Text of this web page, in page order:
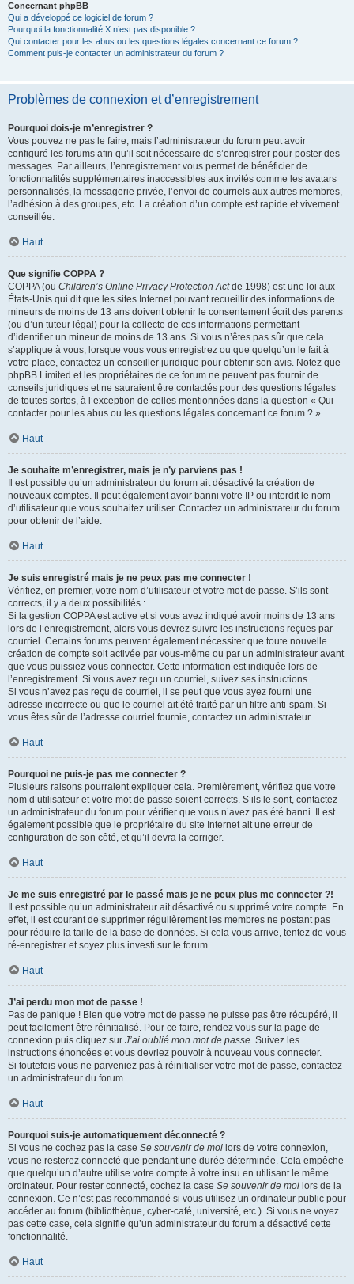
Concernant phpBB
Qui a développé ce logiciel de forum ?
Pourquoi la fonctionnalité X n’est pas disponible ?
Qui contacter pour les abus ou les questions légales concernant ce forum ?
Comment puis-je contacter un administrateur du forum ?
Problèmes de connexion et d’enregistrement
Pourquoi dois-je m’enregistrer ?
Vous pouvez ne pas le faire, mais l’administrateur du forum peut avoir
configuré les forums afin qu’il soit nécessaire de s’enregistrer pour poster des
messages. Par ailleurs, l’enregistrement vous permet de bénéficier de
fonctionnalités supplémentaires inaccessibles aux invités comme les avatars
personnalisés, la messagerie privée, l’envoi de courriels aux autres membres,
l’adhésion à des groupes, etc. La création d’un compte est rapide et vivement
conseillée.
Haut
Que signifie COPPA ?
COPPA (ou Children’s Online Privacy Protection Actde 1998) est une loi aux
États-Unis qui dit que les sites Internet pouvant recueillir des informations de
mineurs de moins de 13 ans doivent obtenir le consentement écrit des parents
(ou d’un tuteur légal) pour la collecte de ces informations permettant
d’identifier un mineur de moins de 13 ans. Si vous n’êtes pas sûr que cela
s’applique à vous, lorsque vous vous enregistrez ou que quelqu’un le fait à
votre place, contactez un conseiller juridique pour obtenir son avis. Notez que
phpBB Limited et les propriétaires de ce forum ne peuvent pas fournir de
conseils juridiques et ne sauraient être contactés pour des questions légales
de toutes sortes, à l’exception de celles mentionnées dans la question « Qui
contacter pour les abus ou les questions légales concernant ce forum ? ».
Haut
Je souhaite m’enregistrer, mais je n’y parviens pas !
Il est possible qu’un administrateur du forum ait désactivé la création de
nouveaux comptes. Il peut également avoir banni votre IP ou interdit le nom
d’utilisateur que vous souhaitez utiliser. Contactez un administrateur du forum
pour obtenir de l’aide.
Haut
Je suis enregistré mais je ne peux pas me connecter !
Vérifiez, en premier, votre nom d’utilisateur et votre mot de passe. S’ils sont
corrects, il y a deux possibilités :
Si la gestion COPPA est active et si vous avez indiqué avoir moins de 13 ans
lors de l’enregistrement, alors vous devrez suivre les instructions reçues par
courriel. Certains forums peuvent également nécessiter que toute nouvelle
création de compte soit activée par vous-même ou par un administrateur avant
que vous puissiez vous connecter. Cette information est indiquée lors de
l’enregistrement. Si vous avez reçu un courriel, suivez ses instructions.
Si vous n’avez pas reçu de courriel, il se peut que vous ayez fourni une
adresse incorrecte ou que le courriel ait été traité par un filtre anti-spam. Si
vous êtes sûr de l’adresse courriel fournie, contactez un administrateur.
Haut
Pourquoi ne puis-je pas me connecter ?
Plusieurs raisons pourraient expliquer cela. Premièrement, vérifiez que votre
nom d’utilisateur et votre mot de passe soient corrects. S’ils le sont, contactez
un administrateur du forum pour vérifier que vous n’avez pas été banni. Il est
également possible que le propriétaire du site Internet ait une erreur de
configuration de son côté, et qu’il devra la corriger.
Haut
Je me suis enregistré par le passé mais je ne peux plus me connecter ?!
Il est possible qu’un administrateur ait désactivé ou supprimé votre compte. En
effet, il est courant de supprimer régulièrement les membres ne postant pas
pour réduire la taille de la base de données. Si cela vous arrive, tentez de vous
ré-enregistrer et soyez plus investi sur le forum.
Haut
J’ai perdu mon mot de passe !
Pas de panique ! Bien que votre mot de passe ne puisse pas être récupéré, il
peut facilement être réinitialisé. Pour ce faire, rendez vous sur la page de
connexion puis cliquez sur J’ai oublié mon mot de passe. Suivez les
instructions énoncées et vous devriez pouvoir à nouveau vous connecter.
Si toutefois vous ne parveniez pas à réinitialiser votre mot de passe, contactez
un administrateur du forum.
Haut
Pourquoi suis-je automatiquement déconnecté ?
Si vous ne cochez pas la case Se souvenir de moi lors de votre connexion,
vous ne resterez connecté que pendant une durée déterminée. Cela empêche
que quelqu’un d’autre utilise votre compte à votre insu en utilisant le même
ordinateur. Pour rester connecté, cochez la case Se souvenir de moi lors de la
connexion. Ce n’est pas recommandé si vous utilisez un ordinateur public pour
accéder au forum (bibliothèque, cyber-café, université, etc.). Si vous ne voyez
pas cette case, cela signifie qu’un administrateur du forum a désactivé cette
fonctionnalité.
Haut